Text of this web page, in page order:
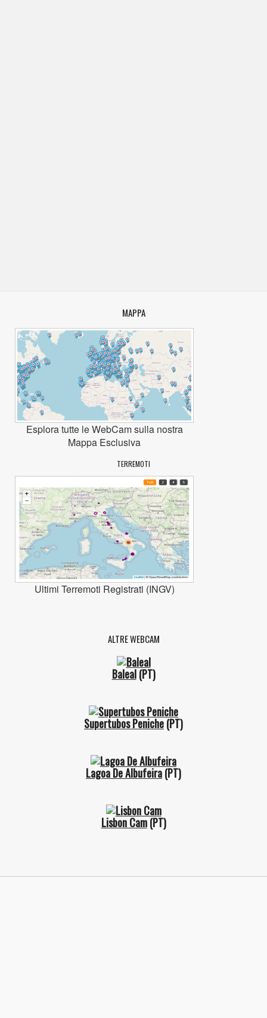
MAPPA
Esplora tutte le WebCam sulla nostra
Mappa Esclusiva
TERREMOTI
Ultimi Terremoti Registrati (INGV)
ALTRE WEBCAM
Baleal(PT)
Supertubos Peniche(PT)
Lagoa De Albufeira(PT)
Lisbon Cam(PT)